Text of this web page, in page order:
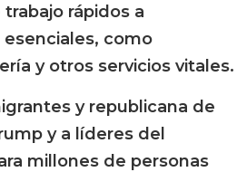
rápidos a
como
y otros servicios vitales.
y republicana de
y a líderes del
millones de personas